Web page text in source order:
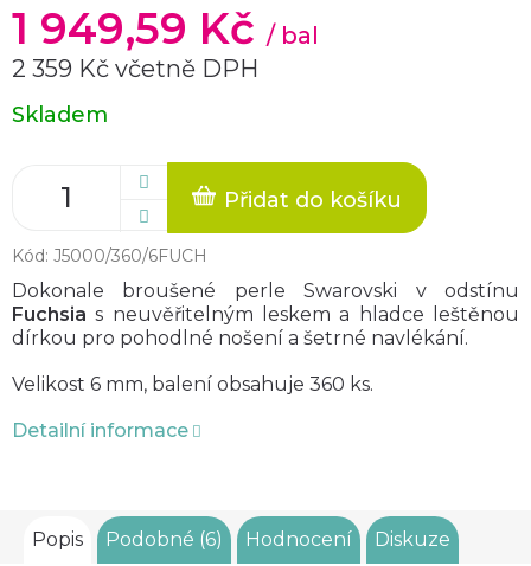
1 949,59 Kč / bal
2 359 Kč včetně DPH
Měrná
cena:
Skladem
Přidat do košíku
Kód: J5000/360/6FUCH
Dokonale broušené perle Swarovski v odstínu
Fuchsia s neuvěřitelným leskem a hladce leštěnou
dírkou pro pohodlné nošení a šetrné navlékání.
Velikost 6 mm, balení obsahuje 360 ks.
Detailní informace
Popis Podobné (6) Hodnocení Diskuze